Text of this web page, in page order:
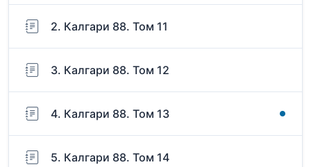
2. Калгари 88. Том 11
3. Калгари 88. Том 12
4. Калгари 88. Том 13
5. Калгари 88. Том 14